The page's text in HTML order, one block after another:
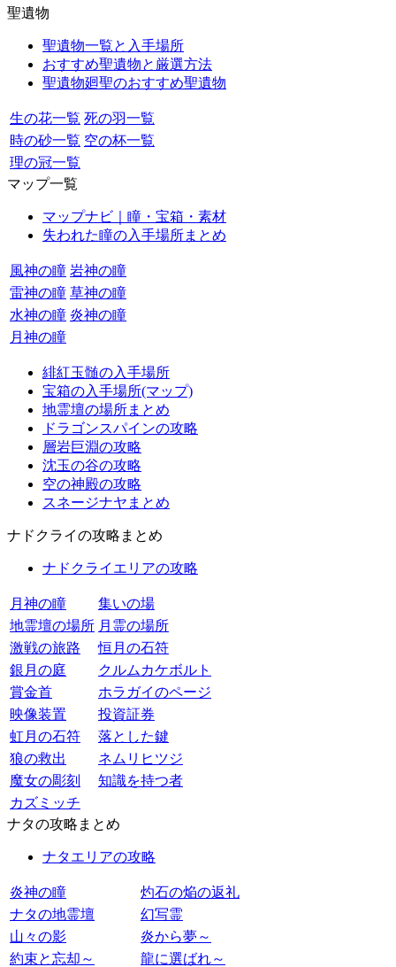
聖遺物
聖遺物一覧と入手場所
おすすめ聖遺物と厳選方法
聖遺物廻聖のおすすめ聖遺物
生の花一覧 死の羽一覧
時の砂一覧 空の杯一覧
理の冠一覧
マップ一覧
マップナビ｜瞳・宝箱・素材
失われた瞳の入手場所まとめ
風神の瞳 岩神の瞳
雷神の瞳 草神の瞳
水神の瞳 炎神の瞳
月神の瞳
緋紅玉髄の入手場所
宝箱の入手場所(マップ)
地霊壇の場所まとめ
ドラゴンスパインの攻略
層岩巨淵の攻略
沈玉の谷の攻略
空の神殿の攻略
スネージナヤまとめ
ナドクライの攻略まとめ
ナドクライエリアの攻略
月神の瞳
集いの場
地霊壇の場所 月霊の場所
激戦の旅路
恒月の石符
銀月の庭
クルムカケボルト
賞金首
ホラガイのページ
映像装置
投資証券
虹月の石符
落とした鍵
狼の救出
ネムリヒツジ
魔女の彫刻
知識を持つ者
カズミッチ
ナタの攻略まとめ
ナタエリアの攻略
炎神の瞳
灼石の焔の返礼
ナタの地霊壇
幻写霊
山々の影
炎から夢～
約束と忘却～
龍に選ばれ～